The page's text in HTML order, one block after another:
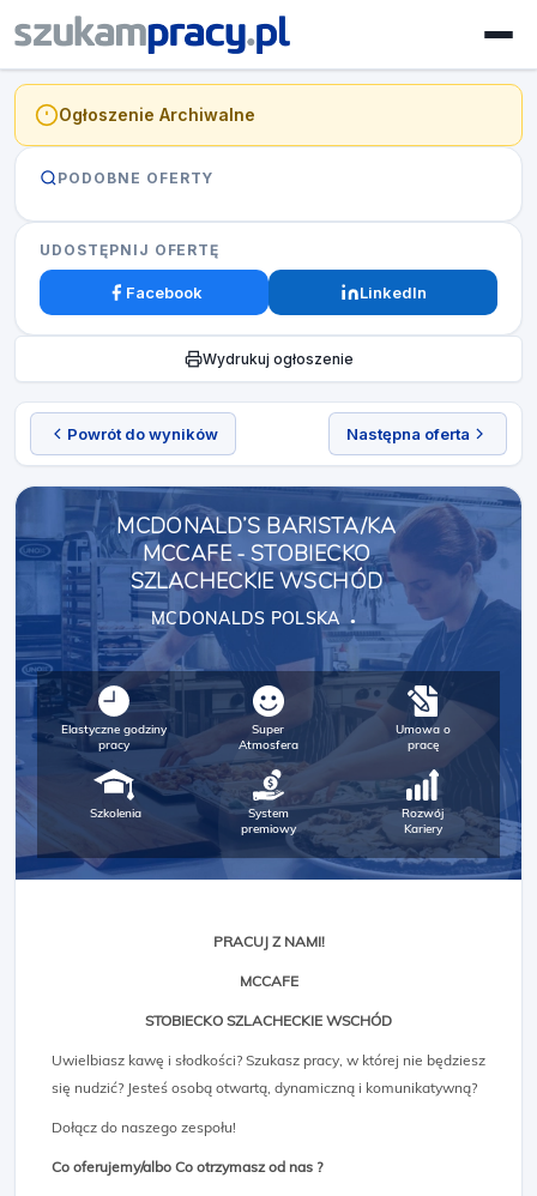
Powrót do wyników Następna oferta
MCDONALD’S BARISTA/KA
MCCAFE - STOBIECKO
SZLACHECKIE WSCHÓD
MCDONALDS POLSKA
Elastyczne godziny
pracy
Super
Atmosfera
Umowa o
pracę
Szkolenia
System
premiowy
Rozwój
Kariery
PRACUJ Z NAMI!
MCCAFE
STOBIECKO SZLACHECKIE WSCHÓD
Uwielbiasz kawę i słodkości? Szukasz pracy, w której nie będziesz
się nudzić? Jesteś osobą otwartą, dynamiczną i komunikatywną?
Dołącz do naszego zespołu!
Co oferujemy/albo Co otrzymasz od nas ?
Ogłoszenie Archiwalne
PODOBNE OFERTY
UDOSTĘPNIJ OFERTĘ
Facebook LinkedIn
Wydrukuj ogłoszenie